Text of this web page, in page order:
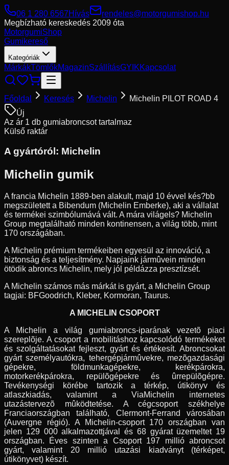
06 1 280 6567Hívás
rendeles@motorgumishop.hu
Megbízható kereskedés 2009 óta
MotorgumiShop
Gumikereső
Kategóriák
MárkákTömlőkMagazinSzállításGYIKKapcsolat
Főoldal Keresés Michelin
Michelin PILOT ROAD 4
Új
Az ár 1 db gumiabroncsot tartalmaz
Külső raktár
A gyártóról: Michelin
Michelin gumik
A francia Michelin 1889-ben alakult, majd 10 évvel kés?bb
megszületett a Bibendum (Michelin Emberke), aki a vállalat
és termékei szimbólumává vált. A mára világels? Michelin
Group megtalálható minden kontinensen, a világ több, mint
170 országában.
A Michelin prémium termékeiben egyesül az innováció, a
biztonság és a teljesítmény. Napjaink jármûvein minden
ötödik abroncs Michelin, mely jól példázza presztízsét.
A Michelin számos más márkát is gyárt, a Michelin Group
tagjai: BFGoodrich, Kleber, Kormoran, Taurus.
A MICHELIN CSOPORT
A Michelin a világ gumiabroncs-iparának vezetõ piaci
szereplõje. A csoport a mobilitáshoz kapcsolódó termékeket
és szolgáltatásokat fejleszt, gyárt és értékesít. Abroncsokat
gyárt személyautókra, tehergépjármûvekre, mezõgazdasági
gépekre, földmunkagépekre, kerékpárokra,
motorkerékpárokra, repülõgépekre és ûrrepülõgépre.
Tevékenységi körébe tartozik a térkép, útikönyv és
atlaszkiadás, valamint a ViaMichelin internetes
utazástervezõ mûködtetése. A cégcsoport székhelye
Franciaországban található, Clermont-Ferrand városában
(Auvergne régió). A Michelin-csoport 170 országban van
jelen 129 000 alkalmazottjával és 68 gyárat üzemeltet 19
országban. Éves szinten a Csoport 197 millió abroncsot
gyárt, valamint 20 millió utazási kiadványt (térképet,
útikönyvet) készít.